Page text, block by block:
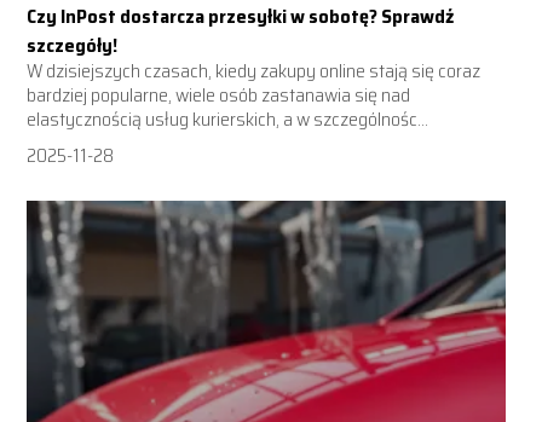
Czy InPost dostarcza przesyłki w sobotę? Sprawdź
szczegóły!
W dzisiejszych czasach, kiedy zakupy online stają się coraz
bardziej popularne, wiele osób zastanawia się nad
elastycznością usług kurierskich, a w szczególnośc...
2025-11-28